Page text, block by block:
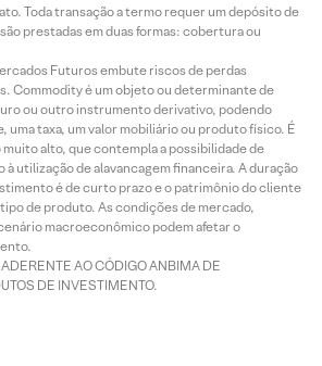
Toda transação a termo requer um depósito de
prestadas em duas formas: cobertura ou
Futuros embute riscos de perdas
Commodity é um objeto ou determinante de
ou outro instrumento derivativo, podendo
uma taxa, um valor mobiliário ou produto físico. É
alto, que contempla a possibilidade de
utilização de alavancagem financeira. A duração
é de curto prazo e o patrimônio do cliente
de produto. As condições de mercado,
macroeconômico podem afetar o
AO CÓDIGO ANBIMA DE
DE INVESTIMENTO.